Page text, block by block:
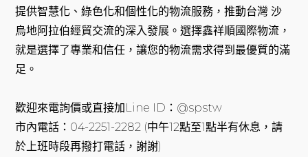
提供智慧化、綠色化和個性化的物流服務，推動台灣 沙
烏地阿拉伯經貿交流的深入發展。選擇鑫祥順國際物流，
就是選擇了專業和信任，讓您的物流需求得到最優質的滿
足。
歡迎來電詢價或直接加Line ID：@spstw
市內電話：04-2251-2282 (中午12點至1點半有休息，請
於上班時段再撥打電話，謝謝)